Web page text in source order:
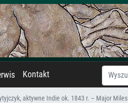
Kontakt
aktywne Indie ok. 1843 r. – Major Miles